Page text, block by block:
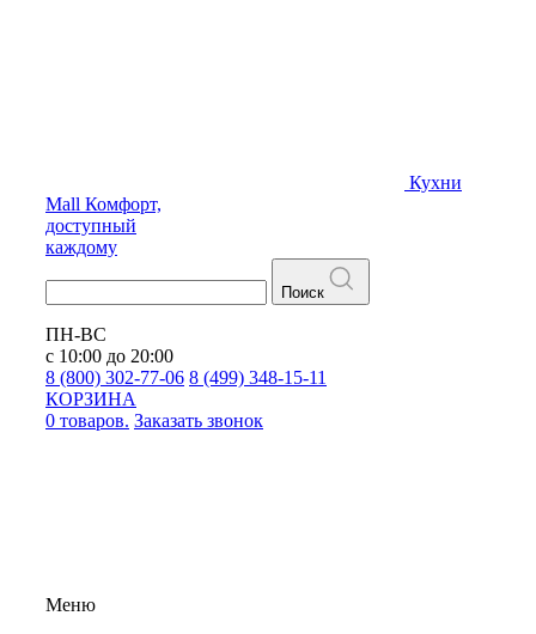
Кухни
Mall Комфорт,
доступный
каждому
Поиск
ПН-ВС
с 10:00 до 20:00
8 (800) 302-77-06 8 (499) 348-15-11
КОРЗИНА
0 товаров. Заказать звонок
Меню